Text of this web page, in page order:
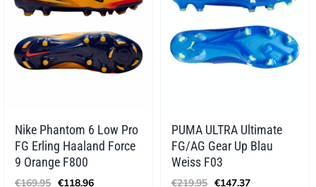
Nike Phantom 6 Low Pro
FG Erling Haaland Force
9 Orange F800
€169.95 Ursprünglicher
€118.96Aktueller
PUMA ULTRA Ultimate
FG/AG Gear Up Blau
Weiss F03
€219.95 Ursprünglicher
€147.37Aktueller